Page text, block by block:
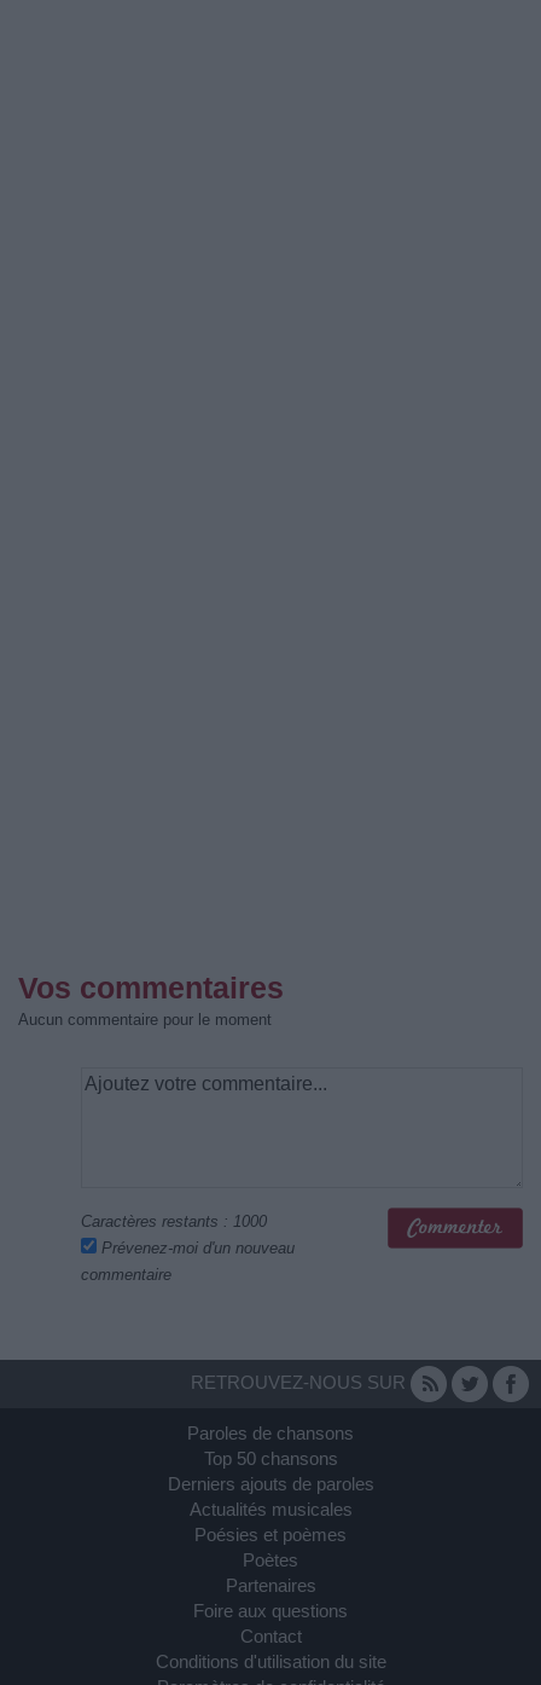
Vos commentaires
Aucun commentaire pour le moment
Caractères restants : 1000
Prévenez-moi d'un nouveau
commentaire
RETROUVEZ-NOUS SUR
Paroles de chansons
Top 50 chansons
Derniers ajouts de paroles
Actualités musicales
Poésies et poèmes
Poètes
Partenaires
Foire aux questions
Contact
Conditions d'utilisation du site